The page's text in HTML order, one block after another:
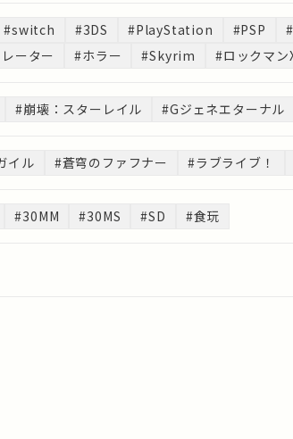
#switch #3DS #PlayStation #PSP
ーター
#ホラー #Skyrim #ロックマン
#崩壊：スターレイル #Gジェネエターナル
イル #蒼穹のファフナー #ラブライブ！
#30MM #30MS #SD #食玩